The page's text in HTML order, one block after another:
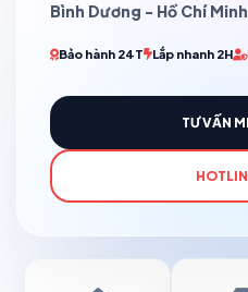
Bình Dương - Hồ Chí Minh
Bảo hành 24T Lắp nhanh 2H
TƯ VẤN